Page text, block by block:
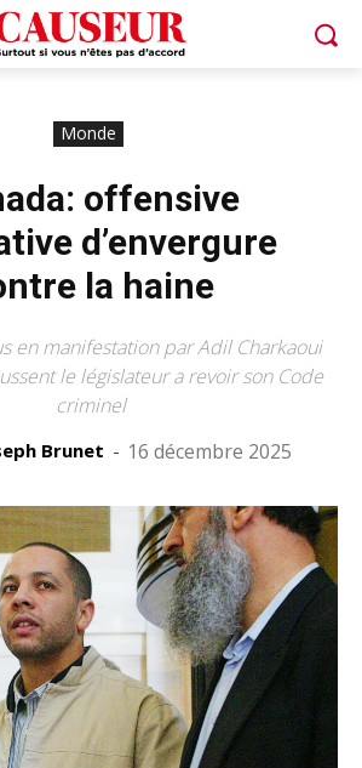
Monde
offensive
d’envergure
la haine
en manifestation par Adil Charkaoui
le législateur a revoir son Code
criminel
Brunet - 16 décembre 2025